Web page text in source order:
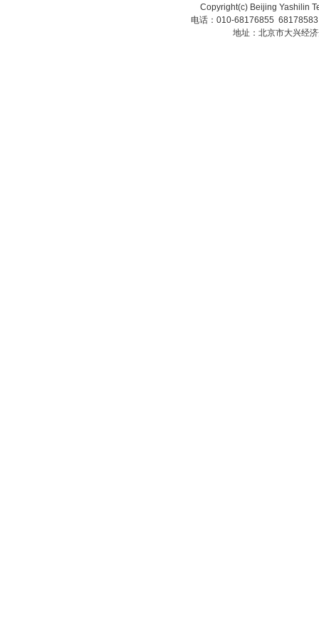
Copyright(c) Beijing Yashilin
电话：010-68176855
地址：北京市大兴经